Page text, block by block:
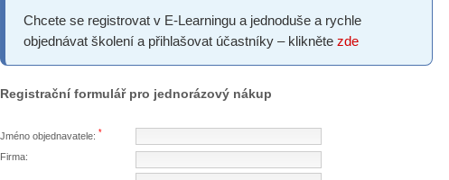
Chcete se registrovat v E-Learningu a jednoduše a rychle
objednávat školení a přihlašovat účastníky – klikněte zde
Registrační formulář pro jednorázový nákup
Jméno objednavatele: *
Firma: